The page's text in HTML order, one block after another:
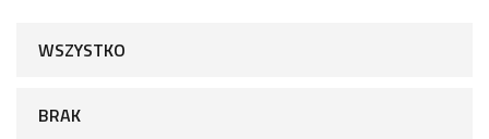
WSZYSTKO
BRAK